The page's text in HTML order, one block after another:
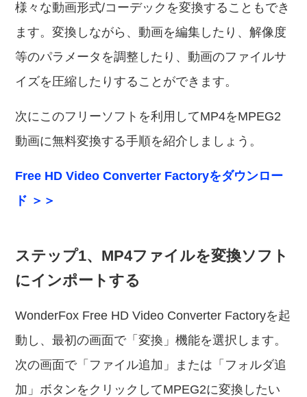
様々な動画形式/コーデックを変換することもでき
ます。変換しながら、動画を編集したり、解像度
等のパラメータを調整したり、動画のファイルサ
イズを圧縮したりすることができます。
次にこのフリーソフトを利用してMP4をMPEG2
動画に無料変換する手順を紹介しましょう。
Free HD Video Converter Factoryをダウンロー
ド ＞＞
ステップ1、MP4ファイルを変換ソフト
にインポートする
WonderFox Free HD Video Converter Factoryを起
動し、最初の画面で「変換」機能を選択します。
次の画面で「ファイル追加」または「フォルダ追
加」ボタンをクリックしてMPEG2に変換したい